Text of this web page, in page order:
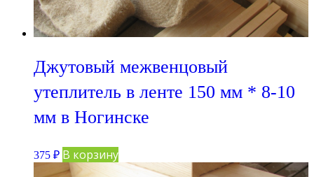
Джутовый межвенцовый
утеплитель в ленте 150 мм * 8-10
мм в Ногинске
375 ₽ В корзину